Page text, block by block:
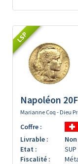
LSP
Napoléon 20F
Marianne Coq - Dieu
Coffre :
Livrable :
Non
Etat :
SUP
Fiscalité :